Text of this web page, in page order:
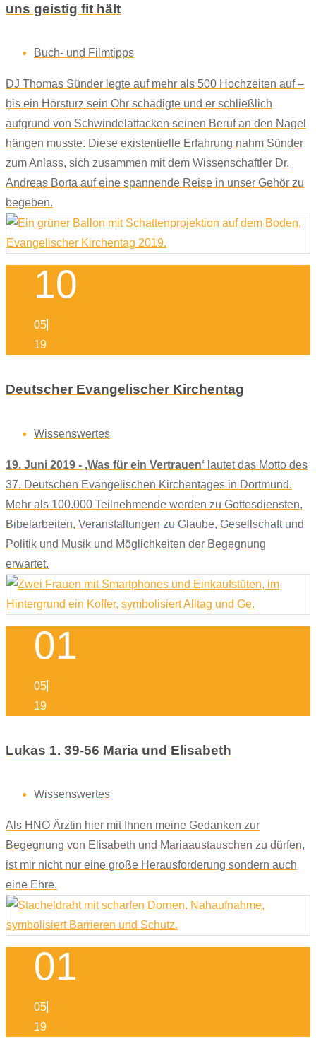
uns geistig fit hält
Buch- und Filmtipps
DJ Thomas Sünder legte auf mehr als 500 Hochzeiten auf –
bis ein Hörsturz sein Ohr schädigte und er schließlich
aufgrund von Schwindelattacken seinen Beruf an den Nagel
hängen musste. Diese existentielle Erfahrung nahm Sünder
zum Anlass, sich zusammen mit dem Wissenschaftler Dr.
Andreas Borta auf eine spannende Reise in unser Gehör zu
begeben.
10
05
19
Deutscher Evangelischer Kirchentag
Wissenswertes
19. Juni 2019 - ‚Was für ein Vertrauen‘ lautet das Motto des
37. Deutschen Evangelischen Kirchentages in Dortmund.
Mehr als 100.000 Teilnehmende werden zu Gottesdiensten,
Bibelarbeiten, Veranstaltungen zu Glaube, Gesellschaft und
Politik und Musik und Möglichkeiten der Begegnung
erwartet.
01
05
19
Lukas 1. 39-56 Maria und Elisabeth
Wissenswertes
Als HNO Ärztin hier mit Ihnen meine Gedanken zur
Begegnung von Elisabeth und Mariaaustauschen zu dürfen,
ist mir nicht nur eine große Herausforderung sondern auch
eine Ehre.
01
05
19